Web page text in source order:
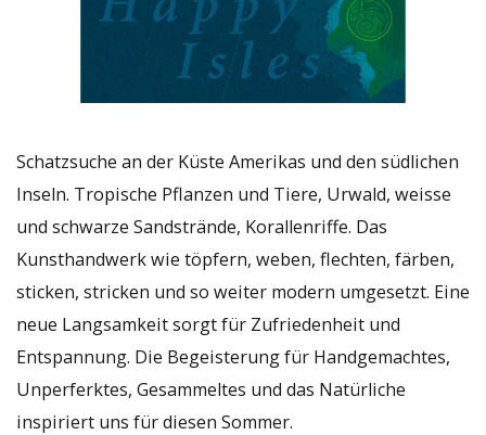
Schatzsuche an der Küste Amerikas und den südlichen
Inseln. Tropische Pflanzen und Tiere, Urwald, weisse
und schwarze Sandstrände, Korallenriffe. Das
Kunsthandwerk wie töpfern, weben, flechten, färben,
sticken, stricken und so weiter modern umgesetzt. Eine
neue Langsamkeit sorgt für Zufriedenheit und
Entspannung. Die Begeisterung für Handgemachtes,
Unperferktes, Gesammeltes und das Natürliche
inspiriert uns für diesen Sommer.